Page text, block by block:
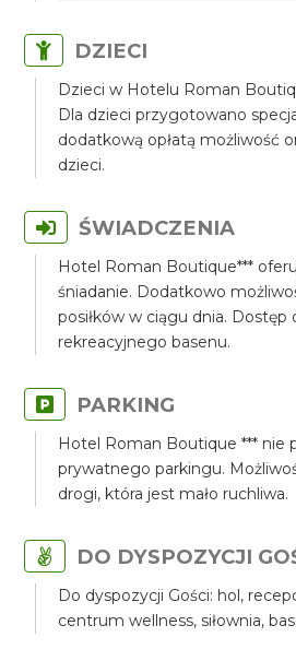
DZIECI
Dzieci w Hotelu Roman
Dla dzieci przygotowano
dodatkową opłatą możliwość
dzieci.
ŚWIADCZENIA
Hotel Roman Boutique***
śniadanie. Dodatkowo
posiłków w ciągu dnia. Dostęp
rekreacyjnego basenu.
PARKING
Hotel Roman Boutique *** nie
prywatnego parkingu.
drogi, która jest mało ruchliwa.
DO DYSPOZYCJI
Do dyspozycji Gości: hol,
centrum wellness, siłownia,